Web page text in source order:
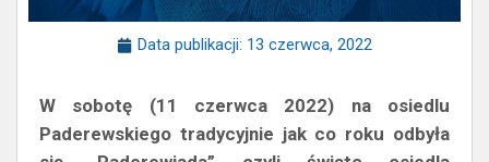
Data publikacji: 13 czerwca, 2022
W sobotę (11 czerwca 2022) na osiedlu
Paderewskiego tradycyjnie jak co roku odbyła